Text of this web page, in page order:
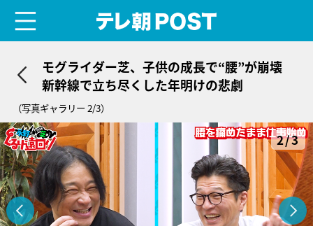
モグライダー芝、子供の成長で“腰”が崩壊
新幹線で立ち尽くした年明けの悲劇
（写真ギャラリー 2/3）
2/3